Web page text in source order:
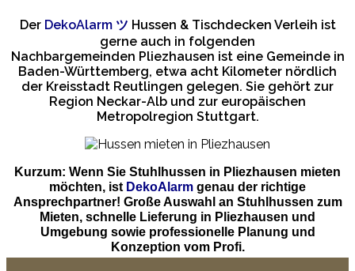
Der DekoAlarm ツ Hussen & Tischdecken Verleih ist
gerne auch in folgenden
Nachbargemeinden Pliezhausen ist eine Gemeinde in
Baden-Württemberg, etwa acht Kilometer nördlich
der Kreisstadt Reutlingen gelegen. Sie gehört zur
Region Neckar-Alb und zur europäischen
Metropolregion Stuttgart.
Kurzum: Wenn Sie Stuhlhussen in Pliezhausen mieten
möchten, ist DekoAlarm genau der richtige
Ansprechpartner! Große Auswahl an Stuhlhussen zum
Mieten, schnelle Lieferung in Pliezhausen und
Umgebung sowie professionelle Planung und
Konzeption vom Profi.